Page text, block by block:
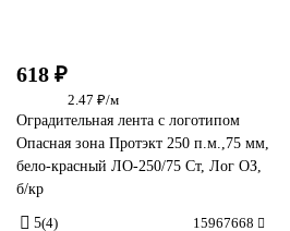
618 ₽
2.47 ₽/м
Оградительная лента с логотипом
Опасная зона Протэкт 250 п.м.,75 мм,
бело-красный ЛО-250/75 Ст, Лог ОЗ,
б/кр
5(4) 15967668